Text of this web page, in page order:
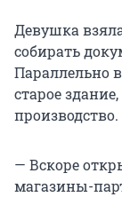
Девушка
собирать
Параллельно
старое
производство.
— Вскоре
магазины-